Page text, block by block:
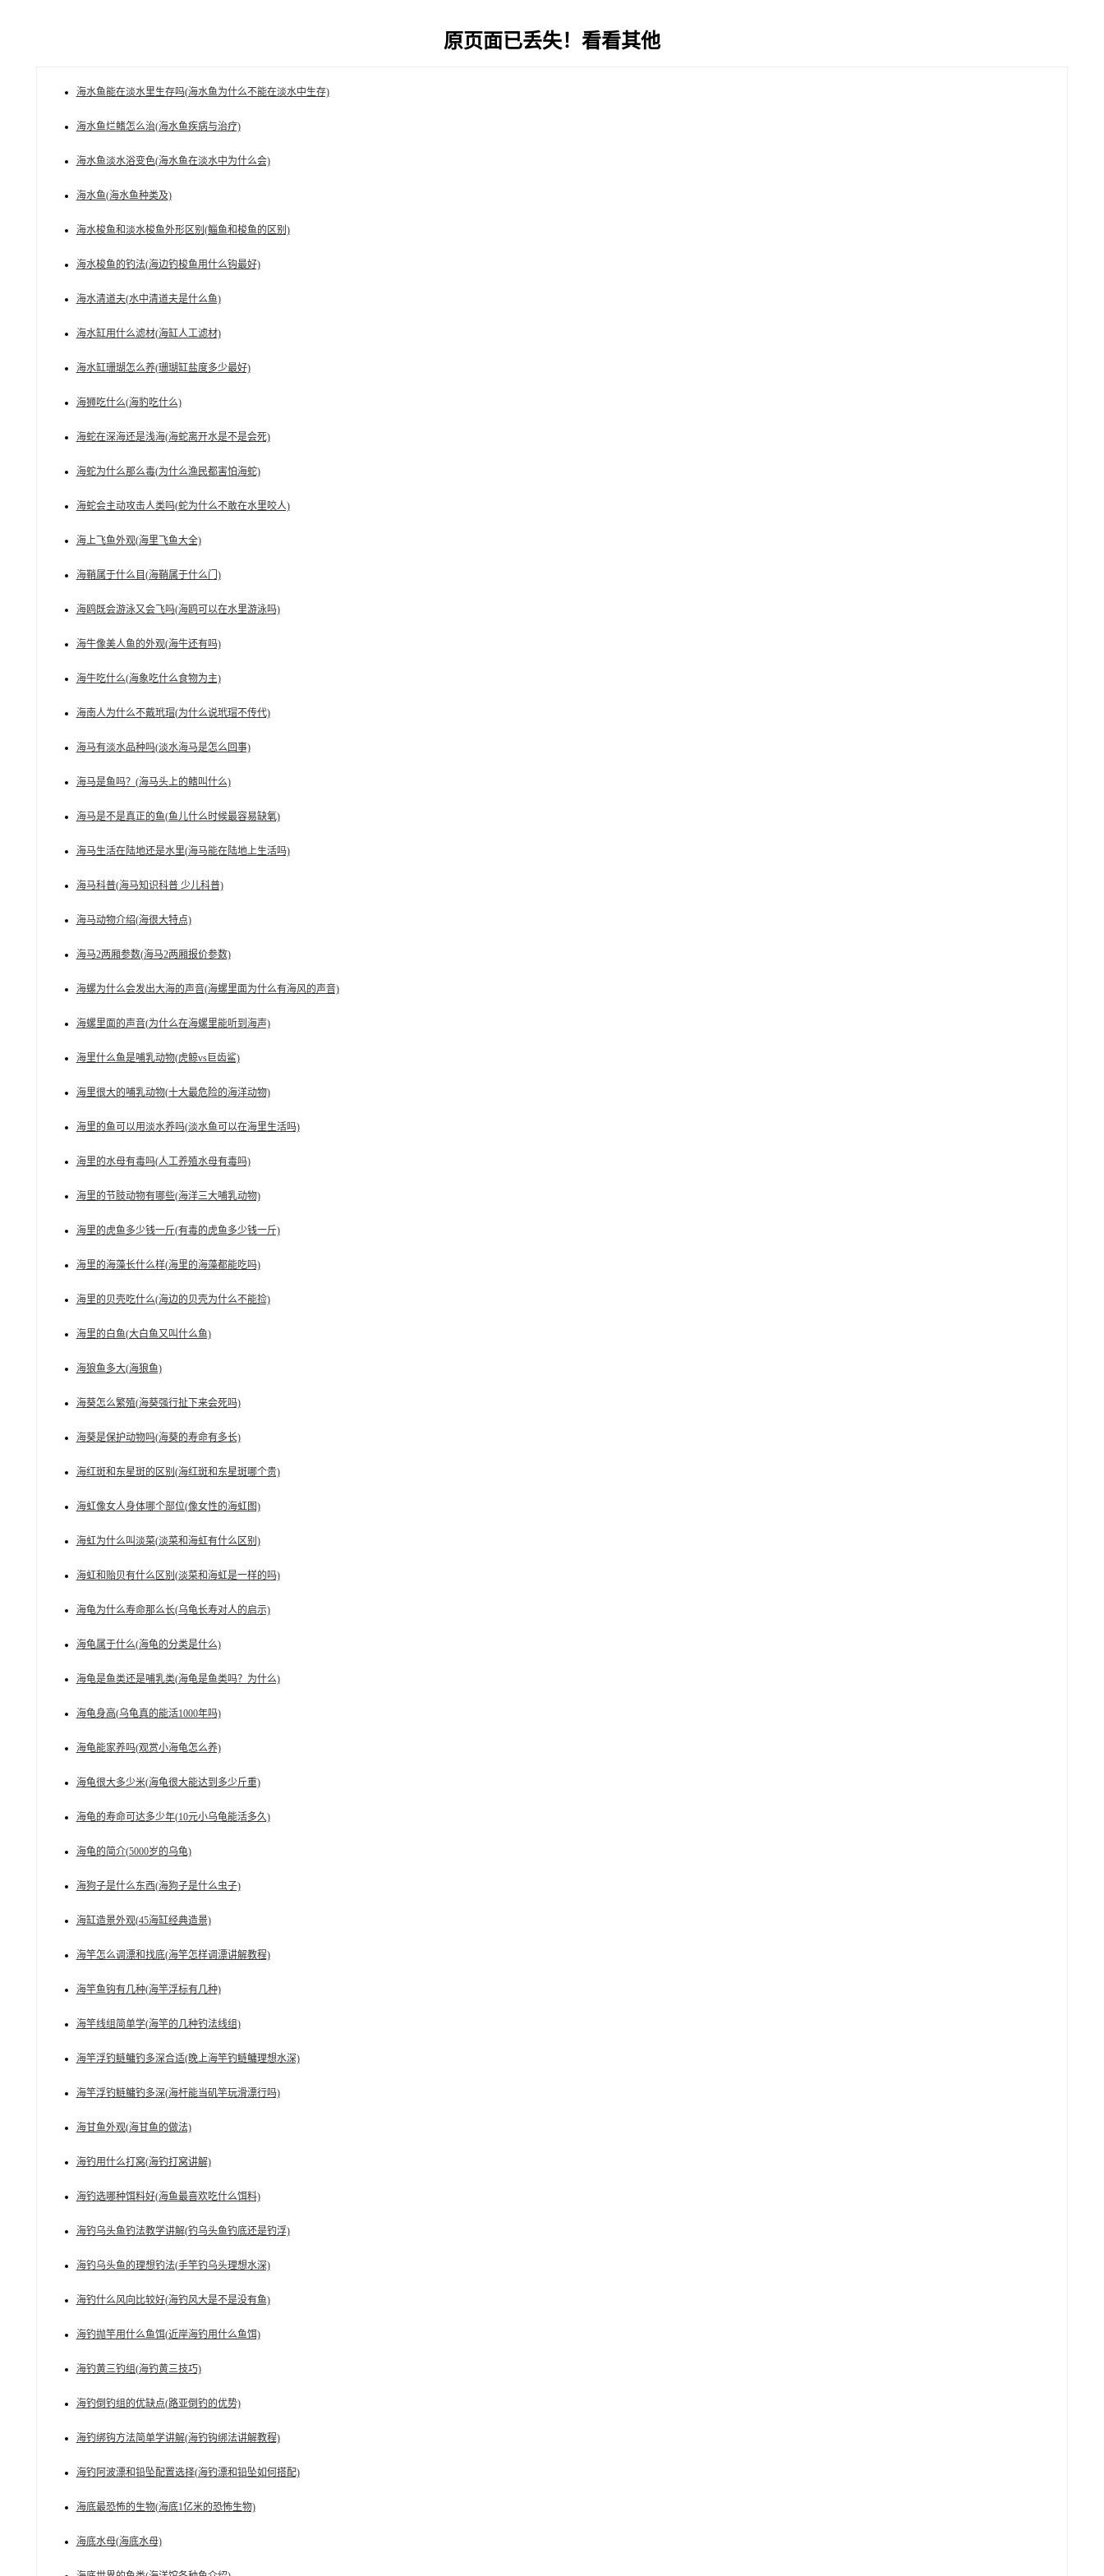
原页面已丢失！看看其他
海水鱼能在淡水里生存吗(海水鱼为什么不能在淡水中生存)
海水鱼烂鳍怎么治(海水鱼疾病与治疗)
海水鱼淡水浴变色(海水鱼在淡水中为什么会)
海水鱼(海水鱼种类及)
海水梭鱼和淡水梭鱼外形区别(鲻鱼和梭鱼的区别)
海水梭鱼的钓法(海边钓梭鱼用什么钩最好)
海水清道夫(水中清道夫是什么鱼)
海水缸用什么滤材(海缸人工滤材)
海水缸珊瑚怎么养(珊瑚缸盐度多少最好)
海狮吃什么(海豹吃什么)
海蛇在深海还是浅海(海蛇离开水是不是会死)
海蛇为什么那么毒(为什么渔民都害怕海蛇)
海蛇会主动攻击人类吗(蛇为什么不敢在水里咬人)
海上飞鱼外观(海里飞鱼大全)
海鞘属于什么目(海鞘属于什么门)
海鸥既会游泳又会飞吗(海鸥可以在水里游泳吗)
海牛像美人鱼的外观(海牛还有吗)
海牛吃什么(海象吃什么食物为主)
海南人为什么不戴玳瑁(为什么说玳瑁不传代)
海马有淡水品种吗(淡水海马是怎么回事)
海马是鱼吗？(海马头上的鳍叫什么)
海马是不是真正的鱼(鱼儿什么时候最容易缺氧)
海马生活在陆地还是水里(海马能在陆地上生活吗)
海马科普(海马知识科普 少儿科普)
海马动物介绍(海很大特点)
海马2两厢参数(海马2两厢报价参数)
海螺为什么会发出大海的声音(海螺里面为什么有海风的声音)
海螺里面的声音(为什么在海螺里能听到海声)
海里什么鱼是哺乳动物(虎鲸vs巨齿鲨)
海里很大的哺乳动物(十大最危险的海洋动物)
海里的鱼可以用淡水养吗(淡水鱼可以在海里生活吗)
海里的水母有毒吗(人工养殖水母有毒吗)
海里的节肢动物有哪些(海洋三大哺乳动物)
海里的虎鱼多少钱一斤(有毒的虎鱼多少钱一斤)
海里的海藻长什么样(海里的海藻都能吃吗)
海里的贝壳吃什么(海边的贝壳为什么不能捡)
海里的白鱼(大白鱼又叫什么鱼)
海狼鱼多大(海狼鱼)
海葵怎么繁殖(海葵强行扯下来会死吗)
海葵是保护动物吗(海葵的寿命有多长)
海红斑和东星斑的区别(海红斑和东星斑哪个贵)
海虹像女人身体哪个部位(像女性的海虹图)
海虹为什么叫淡菜(淡菜和海虹有什么区别)
海虹和贻贝有什么区别(淡菜和海虹是一样的吗)
海龟为什么寿命那么长(乌龟长寿对人的启示)
海龟属于什么(海龟的分类是什么)
海龟是鱼类还是哺乳类(海龟是鱼类吗？为什么)
海龟身高(乌龟真的能活1000年吗)
海龟能家养吗(观赏小海龟怎么养)
海龟很大多少米(海龟很大能达到多少斤重)
海龟的寿命可达多少年(10元小乌龟能活多久)
海龟的简介(5000岁的乌龟)
海狗子是什么东西(海狗子是什么虫子)
海缸造景外观(45海缸经典造景)
海竿怎么调漂和找底(海竿怎样调漂讲解教程)
海竿鱼钩有几种(海竿浮标有几种)
海竿线组简单学(海竿的几种钓法线组)
海竿浮钓鲢鳙钓多深合适(晚上海竿钓鲢鳙理想水深)
海竿浮钓鲢鳙钓多深(海杆能当矶竿玩滑漂行吗)
海甘鱼外观(海甘鱼的做法)
海钓用什么打窝(海钓打窝讲解)
海钓选哪种饵料好(海鱼最喜欢吃什么饵料)
海钓乌头鱼钓法教学讲解(钓乌头鱼钓底还是钓浮)
海钓乌头鱼的理想钓法(手竿钓乌头理想水深)
海钓什么风向比较好(海钓风大是不是没有鱼)
海钓抛竿用什么鱼饵(近岸海钓用什么鱼饵)
海钓黄三钓组(海钓黄三技巧)
海钓倒钓组的优缺点(路亚倒钓的优势)
海钓绑钩方法简单学讲解(海钓钩绑法讲解教程)
海钓阿波漂和铅坠配置选择(海钓漂和铅坠如何搭配)
海底最恐怖的生物(海底1亿米的恐怖生物)
海底水母(海底水母)